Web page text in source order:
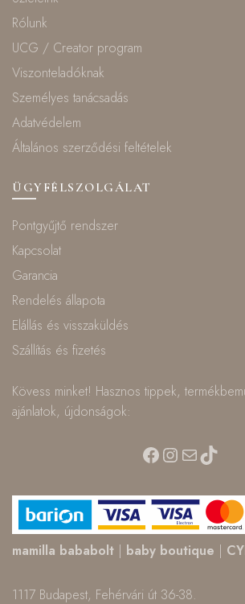
Rólunk
UCG / Creator program
Viszonteladóknak
Személyes tanácsadás
Adatvédelem
Általános szerződési feltételek
ÜGYFÉLSZOLGÁLAT
Pontgyűjtő rendszer
Kapcsolat
Garancia
Rendelés állapota
Elállás és visszaküldés
Szállítás és fizetés
Kövess minket! Hasznos tippek,
ajánlatok, újdonságok:
Facebook
Instagram
MailTikTok
mamilla bababolt | baby boutique |
1117 Budapest, Fehérvári út 36-38.